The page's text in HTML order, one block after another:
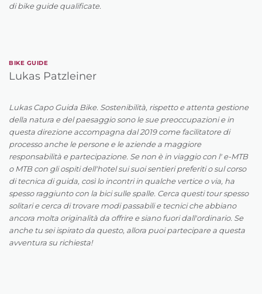
di bike guide qualificate.
BIKE GUIDE
Lukas Patzleiner
Lukas Capo Guida Bike. Sostenibilità, rispetto e attenta gestione
della natura e del paesaggio sono le sue preoccupazioni e in
questa direzione accompagna dal 2019 come facilitatore di
processo anche le persone e le aziende a maggiore
responsabilità e partecipazione. Se non è in viaggio con l' e-MTB
o MTB con gli ospiti dell'hotel sui suoi sentieri preferiti o sul corso
di tecnica di guida, così lo incontri in qualche vertice o via, ha
spesso raggiunto con la bici sulle spalle. Cerca questi tour spesso
solitari e cerca di trovare modi passabili e tecnici che abbiano
ancora molta originalità da offrire e siano fuori dall'ordinario. Se
anche tu sei ispirato da questo, allora puoi partecipare a questa
avventura su richiesta!